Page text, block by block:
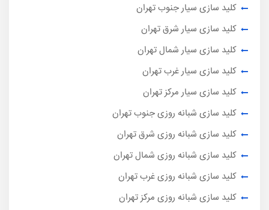
کلید سازی سیار جنوب تهران
کلید سازی سیار شرق تهران
کلید سازی سیار شمال تهران
کلید سازی سیار غرب تهران
کلید سازی سیار مرکز تهران
کلید سازی شبانه روزی جنوب تهران
کلید سازی شبانه روزی شرق تهران
کلید سازی شبانه روزی شمال تهران
کلید سازی شبانه روزی غرب تهران
کلید سازی شبانه روزی مرکز تهران